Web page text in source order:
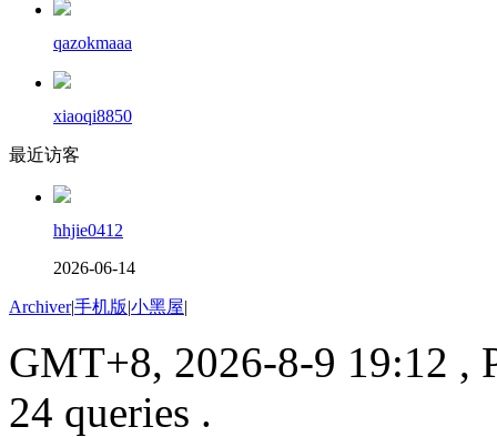
qazokmaaa
xiaoqi8850
最近访客
hhjie0412
2026-06-14
Archiver|手机版|小黑屋|
GMT+8, 2026-8-9 19:12 ,
24 queries .